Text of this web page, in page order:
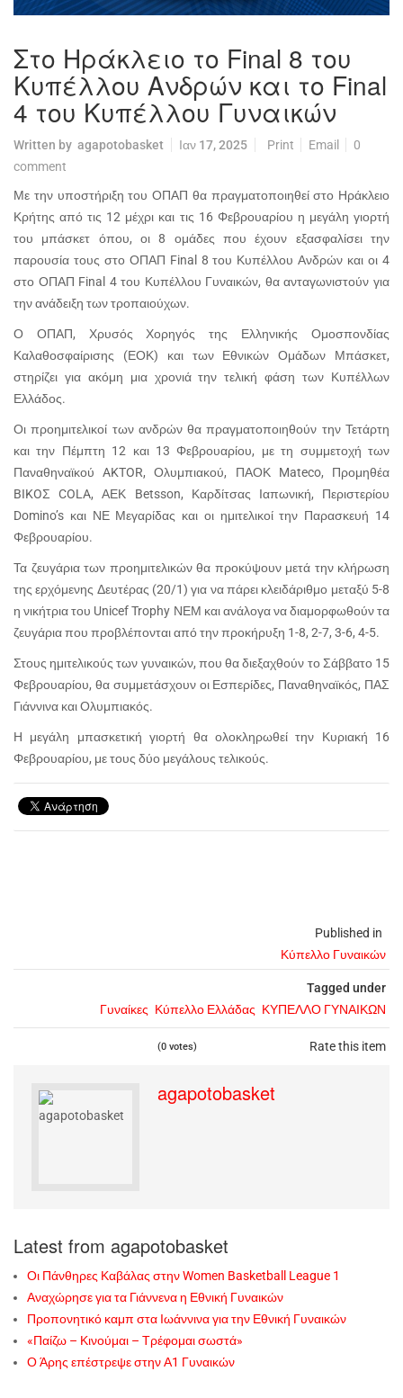
Στο Ηράκλειο το Final 8 του
Κυπέλλου Ανδρών και το Final
4 του Κυπέλλου Γυναικών
Written by agapotobasket Ιαν 17, 2025 Print Email
0
comment
Published in
Κύπελλο Γυναικών
Tagged under
Γυναίκες Κύπελλο Ελλάδας ΚΥΠΕΛΛΟ ΓΥΝΑΙΚΩΝ
Rate this item
(0 votes)
Με την υποστήριξη του ΟΠΑΠ θα πραγματοποιηθεί στο Ηράκλειο
Κρήτης από τις 12 μέχρι και τις 16 Φεβρουαρίου η μεγάλη γιορτή
του μπάσκετ όπου, οι 8 ομάδες που έχουν εξασφαλίσει την
παρουσία τους στο ΟΠΑΠ Final 8 του Κυπέλλου Ανδρών και οι 4
στο ΟΠΑΠ Final 4 του Κυπέλλου Γυναικών, θα ανταγωνιστούν για
την ανάδειξη των τροπαιούχων.
Ο ΟΠΑΠ, Χρυσός Χορηγός της Ελληνικής Ομοσπονδίας
Καλαθοσφαίρισης (ΕΟΚ) και των Εθνικών Ομάδων Μπάσκετ,
στηρίζει για ακόμη μια χρονιά την τελική φάση των Κυπέλλων
Ελλάδος.
Οι προημιτελικοί των ανδρών θα πραγματοποιηθούν την Τετάρτη
και την Πέμπτη 12 και 13 Φεβρουαρίου, με τη συμμετοχή των
Παναθηναϊκού AKTOR, Ολυμπιακού, ΠΑΟΚ Mateco, Προμηθέα
BIKOΣ COLA, ΑΕΚ Betsson, Καρδίτσας Ιαπωνική, Περιστερίου
Domino’s και ΝΕ Μεγαρίδας και οι ημιτελικοί την Παρασκευή 14
Φεβρουαρίου.
Τα ζευγάρια των προημιτελικών θα προκύψουν μετά την κλήρωση
της ερχόμενης Δευτέρας (20/1) για να πάρει κλειδάριθμο μεταξύ 5-8
η νικήτρια του Unicef Trophy ΝΕΜ και ανάλογα να διαμορφωθούν τα
ζευγάρια που προβλέπονται από την προκήρυξη 1-8, 2-7, 3-6, 4-5.
Στους ημιτελικούς των γυναικών, που θα διεξαχθούν το Σάββατο 15
Φεβρουαρίου, θα συμμετάσχουν οι Εσπερίδες, Παναθηναϊκός, ΠΑΣ
Γιάννινα και Ολυμπιακός.
Η μεγάλη μπασκετική γιορτή θα ολοκληρωθεί την Κυριακή 16
Φεβρουαρίου, με τους δύο μεγάλους τελικούς.
agapotobasket
Latest from agapotobasket
Οι Πάνθηρες Καβάλας στην Women Basketball League 1
Αναχώρησε για τα Γιάννενα η Εθνική Γυναικών
Προπονητικό καμπ στα Ιωάννινα για την Εθνική Γυναικών
«Παίζω – Κινούμαι – Τρέφομαι σωστά»
Ο Άρης επέστρεψε στην Α1 Γυναικών